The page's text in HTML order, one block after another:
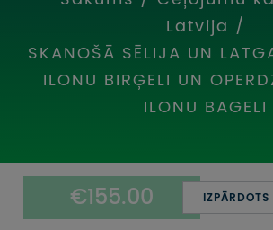
UZŅEMOŠAIS TŪRISMS
IMPRO KONKURSI
PIRMSLĪGUMA INFORMĀCIJA,
CEĻOJUMU APDROŠINĀŠANA
VĪZU ANKETAS
Latvija /
SKANOŠĀ SĒLIJA UN
ILONU BIRĢELI UN
ILONU BAGELI
€155.00 IZPĀRDOTS